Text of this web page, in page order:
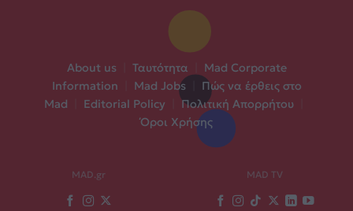
About us Ταυτότητα
Mad Corporate
Information
Mad Jobs
Πώς να έρθεις στο
Mad
Editorial Policy Πολιτική Απορρήτου
Όροι Χρήσης
MAD.gr MAD TV